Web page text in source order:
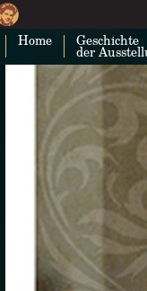
Home Geschichte
der